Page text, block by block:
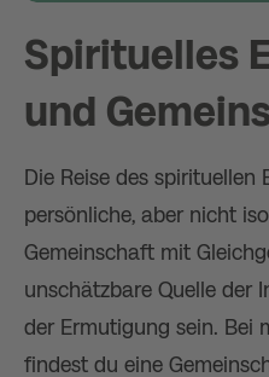
Spirituelles
und
Die Reise des spirituellen
persönliche, aber nicht
Gemeinschaft mit
unschätzbare Quelle der
der Ermutigung sein. Bei
findest du eine